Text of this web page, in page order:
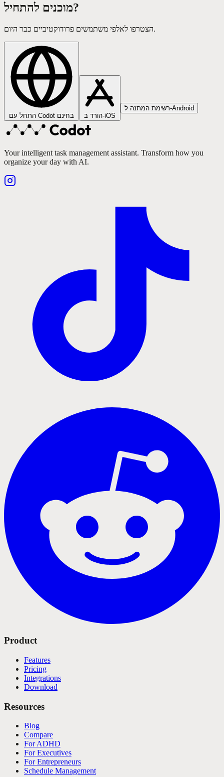
מוכנים להתחיל?
הצטרפו לאלפי משתמשים פרודוקטיביים כבר היום.
התחל עם Codot בחינם הורד ב-iOS
רשימת המתנה ל-Android
Your intelligent task management assistant. Transform how you
organize your day with AI.
Product
Features
Pricing
Integrations
Download
Resources
Blog
Compare
For ADHD
For Executives
For Entrepreneurs
Schedule Management